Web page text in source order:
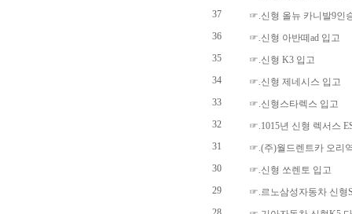
37
☞.신형 올뉴 카니발9인
36
☞.신형 아반떼ad 입고
35
☞.신형 K3 입고
34
☞.신형 제네시스 입고
33
☞.신형스타렉스 입고
32
☞.1015년 신형 렉서스
31
☞.(주)월드렌트카 오리
30
☞.신형 쏘렌토 입고
29
☞.르노삼성자동차 신형